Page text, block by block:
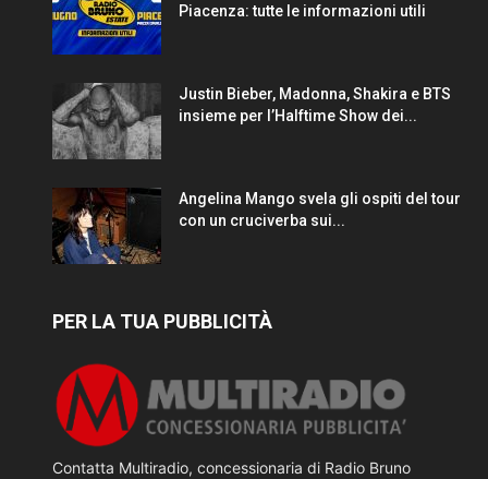
Piacenza: tutte le informazioni utili
Justin Bieber, Madonna, Shakira e BTS
insieme per l’Halftime Show dei...
Angelina Mango svela gli ospiti del tour
con un cruciverba sui...
PER LA TUA PUBBLICITÀ
Contatta Multiradio, concessionaria di Radio Bruno